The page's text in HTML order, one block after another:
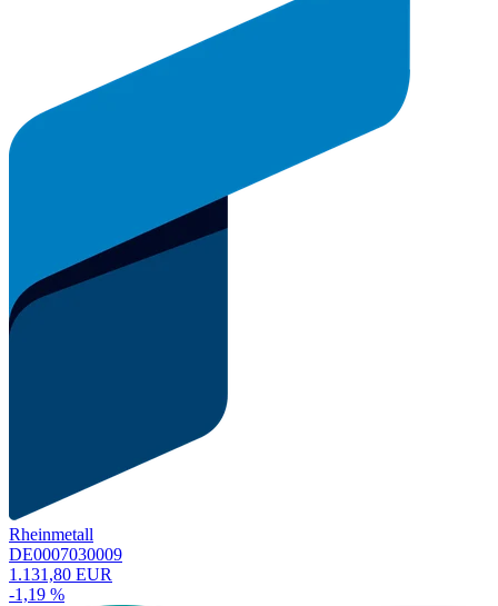
Rheinmetall
DE0007030009
1.131,80 EUR
-1,19 %